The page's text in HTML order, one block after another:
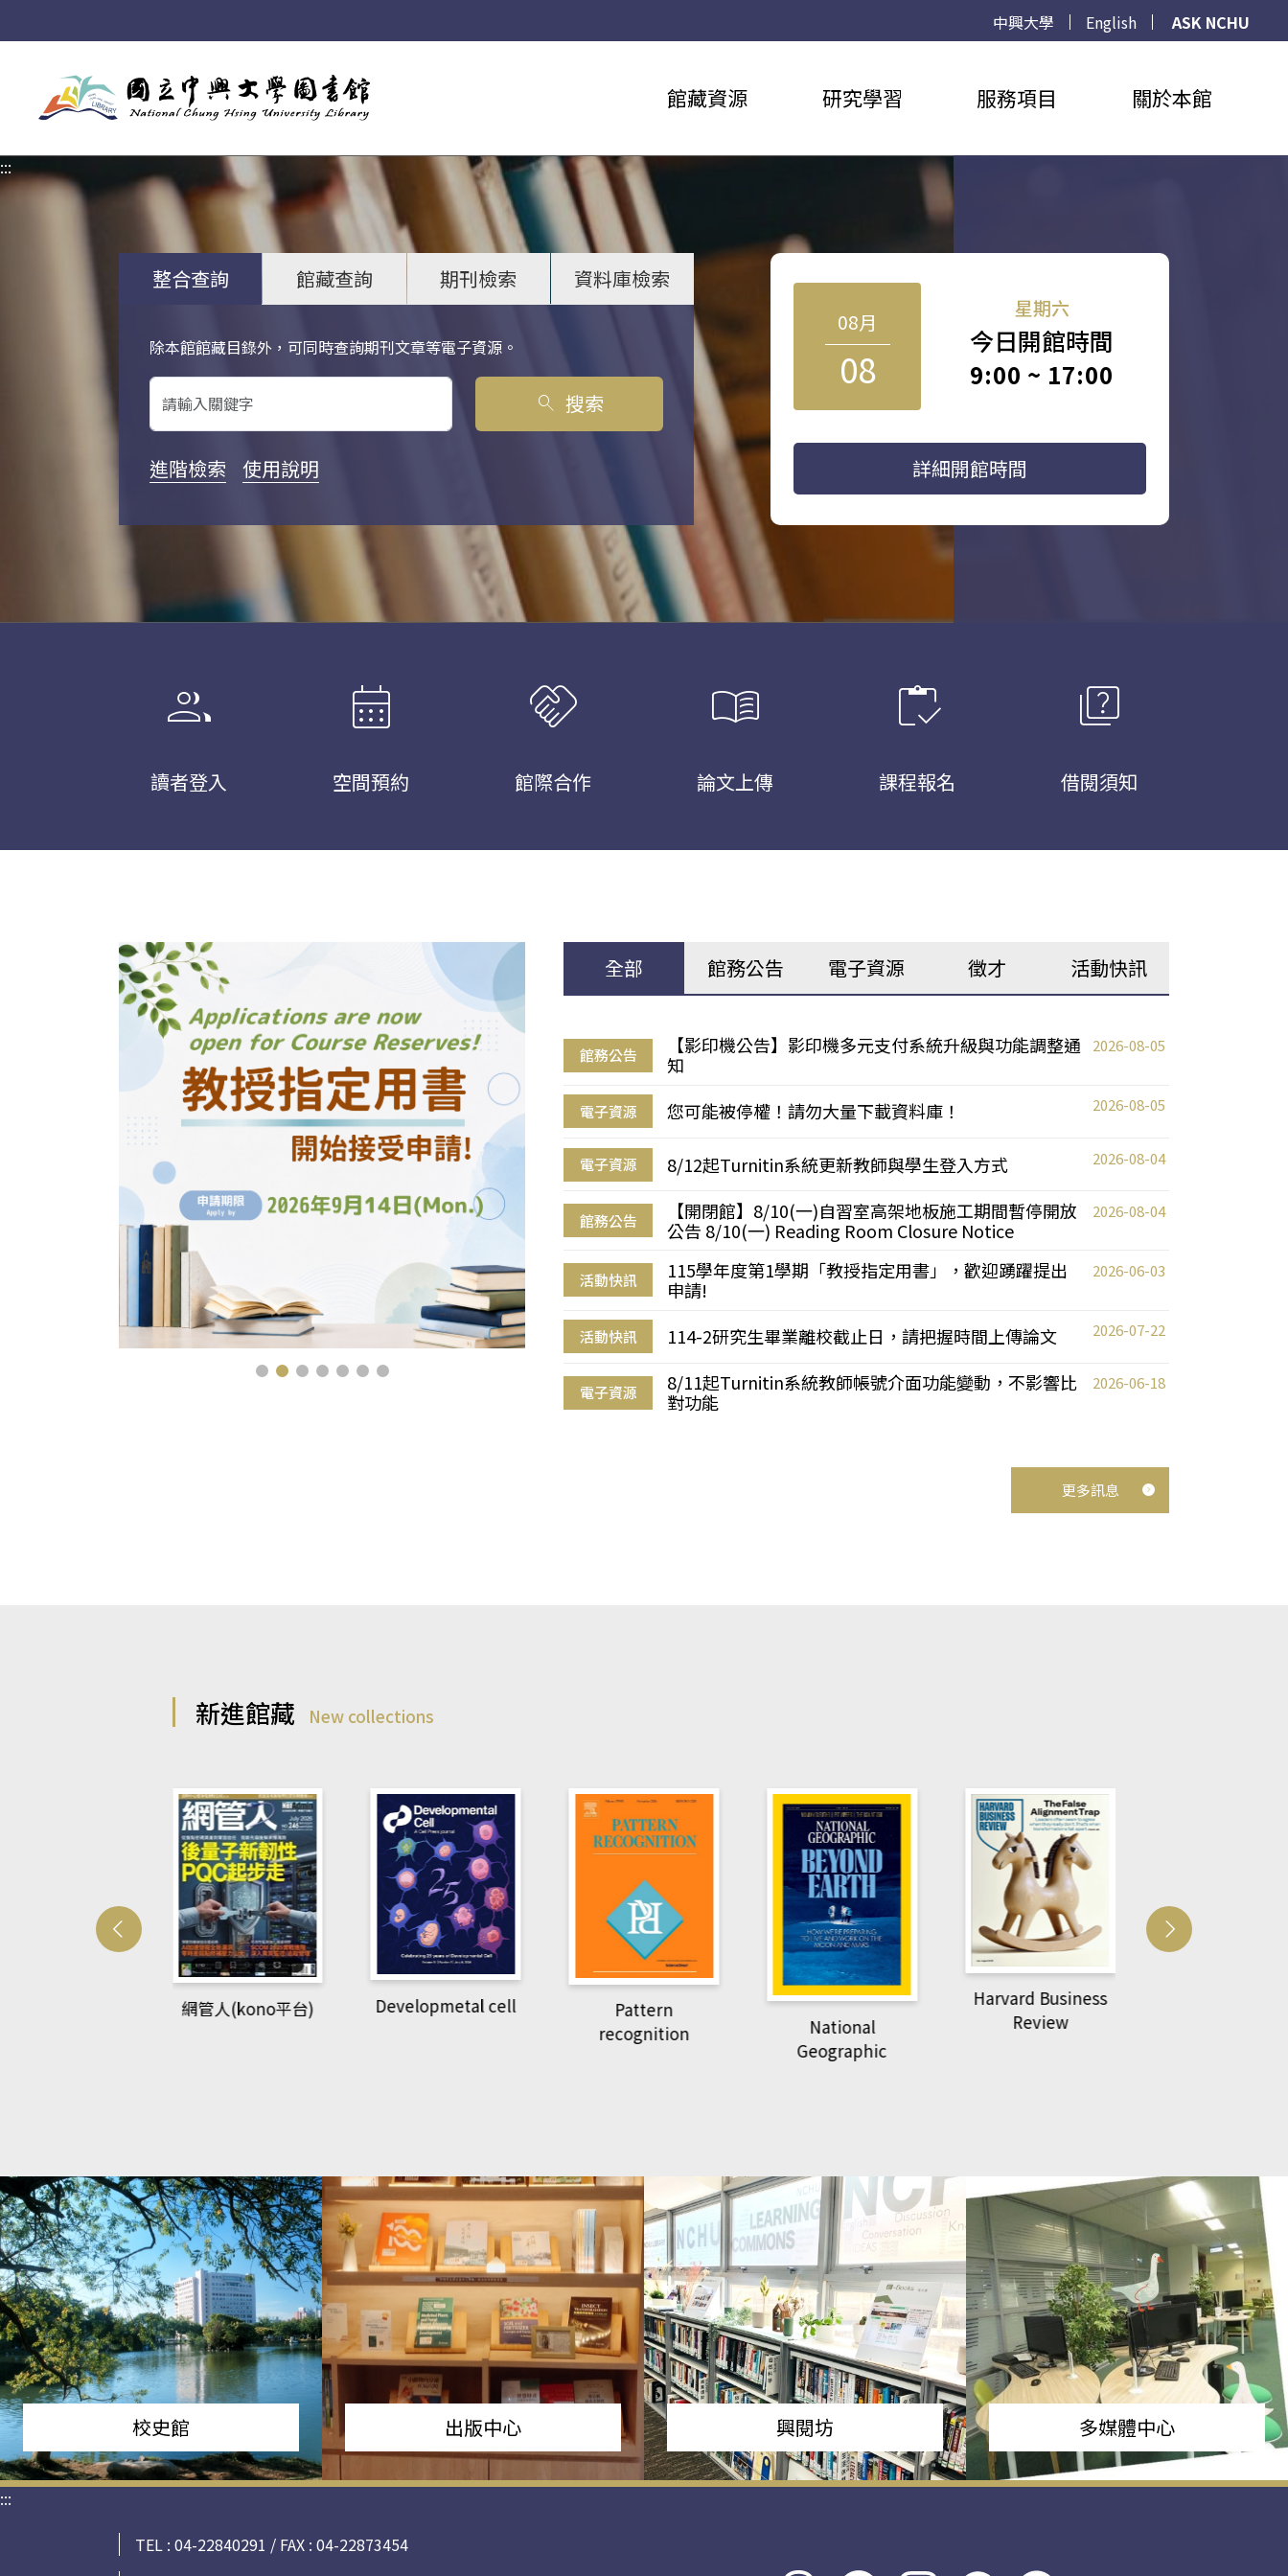
中興大學 English
ASK NCHU
館藏資源 研究學習 服務項目 關於本館
:::
整合查詢 館藏查詢 期刊檢索 資料庫檢索
除本館館藏目錄外，可同時查詢期刊文章等電子資源。
關鍵字搜尋
search 搜索
進階檢索 使用說明
08月
08
星期六
今日開館時間
9:00 ~ 17:00
詳細開館時間
group
讀者登入
calendar_month
空間預約
handshake
館際合作
menu_book
論文上傳
inventory
課程報名
quiz
借閱須知
全部 館務公告 電子資源 徵才 活動快訊
館務公告
【影印機公告】影印機多元支付系統升級與功能調整通
知
2026-08-05
電子資源 您可能被停權！請勿大量下載資料庫！ 2026-08-05
電子資源 8/12起Turnitin系統更新教師與學生登入方式 2026-08-04
館務公告
【開閉館】8/10(一)自習室高架地板施工期間暫停開放
公告 8/10(一) Reading Room Closure Notice
2026-08-04
活動快訊
115學年度第1學期「教授指定用書」，歡迎踴躍提出
申請!
2026-06-03
活動快訊 114-2研究生畢業離校截止日，請把握時間上傳論文 2026-07-22
電子資源
8/11起Turnitin系統教師帳號介面功能變動，不影響比
對功能
2026-06-18
更多訊息
新進館藏 New collections
網管人(kono平台) Developmetal cell
Pattern
recognition
National
Geographic
Harvard Business
Review
校史館 出版中心 興閱坊 多媒體中心
:::
TEL : 04-22840291 / FAX : 04-22873454